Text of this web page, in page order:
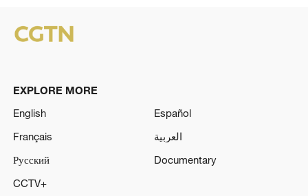
EXPLORE MORE
English
Español
Français
العربية
Русский
Documentary
CCTV+